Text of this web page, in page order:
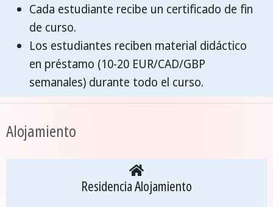
Cada estudiante recibe un certificado de fin
de curso.
Los estudiantes reciben material didáctico
en préstamo (10-20 EUR/CAD/GBP
semanales) durante todo el curso.
Alojamiento
Residencia Alojamiento